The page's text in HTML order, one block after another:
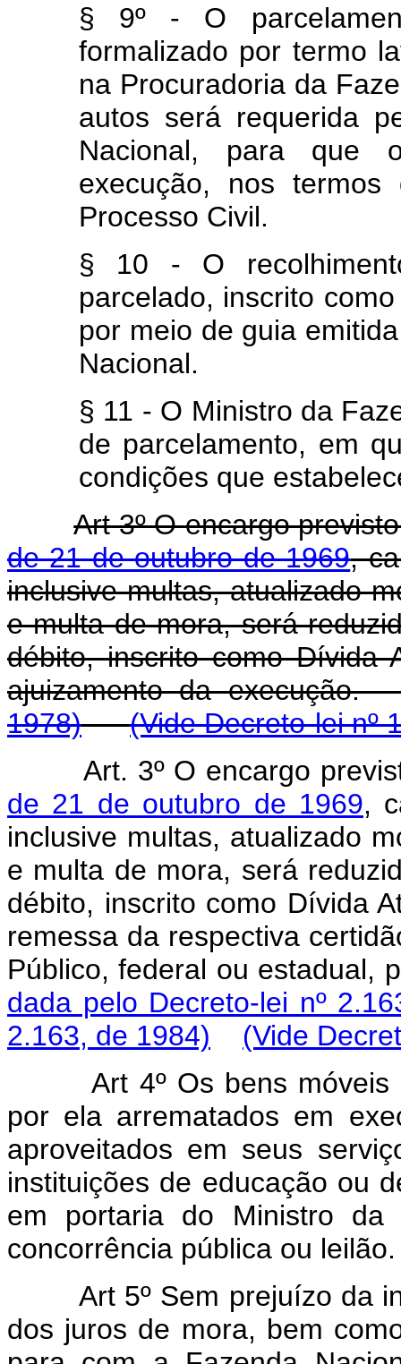
§ 9º - O
formalizado por termo
na Procuradoria da
autos será requerida
Nacional, para que
execução, nos
Processo Civil.
§ 10 - O
parcelado, inscrito
por meio de guia
Nacional.
§ 11 - O Ministro da
de parcelamento, em
condições que
Art 3º O encargo
de 21 de outubro de 1969,
inclusive multas, atualizado
e multa de mora, será
débito, inscrito como Dívida
ajuizamento da
1978)
(Vide Decreto-lei nº
Art. 3º O encargo
de 21 de outubro de 1969,
inclusive multas, atualizado
e multa de mora, será
débito, inscrito como Dívida
remessa da respectiva
Público, federal ou estadual,
dada pelo Decreto-lei nº
2.163, de 1984)
(Vide
Art 4º Os bens
por ela arrematados em
aproveitados em seus
instituições de educação ou
em portaria do Ministro da
concorrência pública ou leilão.
Art 5º Sem prejuízo da
dos juros de mora, bem